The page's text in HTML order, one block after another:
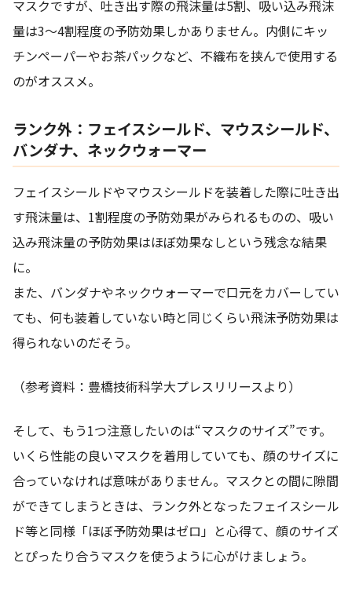
マスクですが、吐き出す際の飛沫量は5割、吸い込み飛沫
量は3～4割程度の予防効果しかありません。内側にキッ
チンペーパーやお茶パックなど、不織布を挟んで使用する
のがオススメ。
ランク外：フェイスシールド、マウスシールド、
バンダナ、ネックウォーマー
フェイスシールドやマウスシールドを装着した際に吐き出
す飛沫量は、1割程度の予防効果がみられるものの、吸い
込み飛沫量の予防効果はほぼ効果なしという残念な結果
に。
また、バンダナやネックウォーマーで口元をカバーしてい
ても、何も装着していない時と同じくらい飛沫予防効果は
得られないのだそう。
（参考資料：豊橋技術科学大プレスリリースより）
そして、もう1つ注意したいのは“マスクのサイズ”です。
いくら性能の良いマスクを着用していても、顔のサイズに
合っていなければ意味がありません。マスクとの間に隙間
ができてしまうときは、ランク外となったフェイスシール
ド等と同様「ほぼ予防効果はゼロ」と心得て、顔のサイズ
とぴったり合うマスクを使うように心がけましょう。